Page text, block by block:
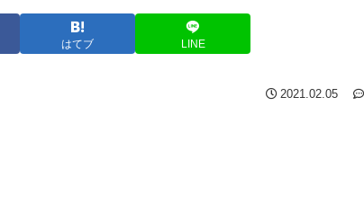
はてブ LINE
2021.02.05